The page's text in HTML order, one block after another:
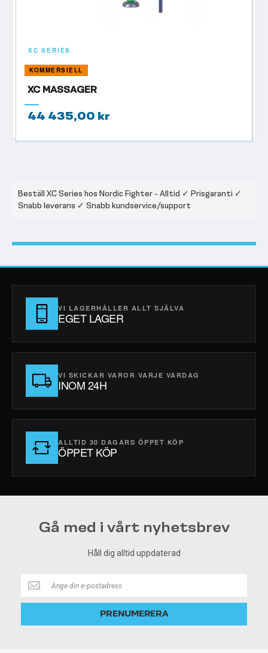
XC SERIES
KOMMERSIELL
XC MASSAGER
44 435,00 kr
Beställ XC Series hos Nordic Fighter - Alltid ✓ Prisgaranti ✓
Snabb leverans ✓ Snabb kundservice/support
VI LAGERHÅLLER ALLT SJÄLVA
EGET LAGER
VI SKICKAR VAROR VARJE VARDAG
INOM 24H
ALLTID 30 DAGARS ÖPPET KÖP
ÖPPET KÖP
Gå med i vårt nyhetsbrev
Håll dig alltid uppdaterad
Håll
dig
alltid
PRENUMERERA